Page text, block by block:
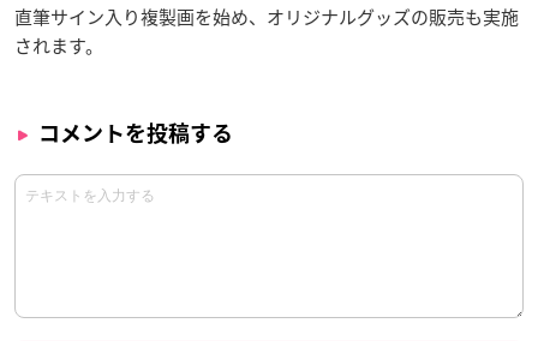
直筆サイン入り複製画を始め、オリジナルグッズの販売も実施
されます。
コメントを投稿する